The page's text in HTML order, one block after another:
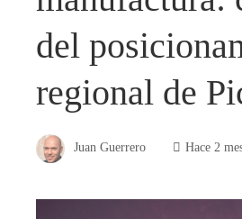
del
regional de
Juan Guerrero Hace 2